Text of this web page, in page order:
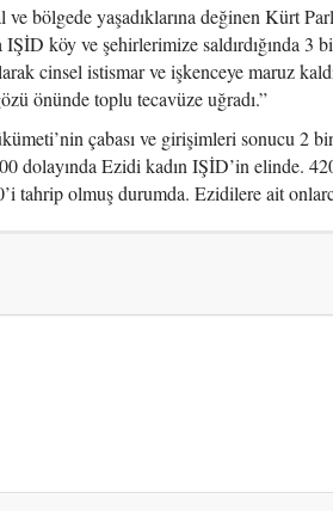
bölgede yaşadıklarına değinen Kürt
IŞİD köy ve şehirlerimize saldırdığında
cinsel istismar ve işkenceye maruz
önünde toplu tecavüze uğradı.”
çabası ve girişimleri sonucu 2
dolayında Ezidi kadın IŞİD’in elinde.
tahrip olmuş durumda. Ezidilere ait